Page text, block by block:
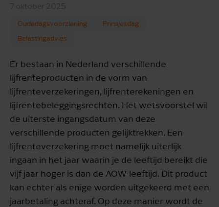
7 oktober 2025
Oudedagsvoorziening
Prinsjesdag
Belastingadvies
Er bestaan in Nederland verschillende
lijfrenteproducten in de vorm van
lijfrenteverzekeringen, lijfrenterekeningen en
lijfrentebeleggingsrechten. Het wetsvoorstel wil
de uiterste ingangsdatum van deze
verschillende producten gelijktrekken. Een
lijfrenteverzekering moet namelijk uiterlijk
ingaan in het jaar waarin je de leeftijd bereikt die
vijf jaar hoger is dan de AOW-leeftijd. Dit product
kan echter als enige worden uitgekeerd met een
jaarbetaling achteraf. Op deze manier wordt de